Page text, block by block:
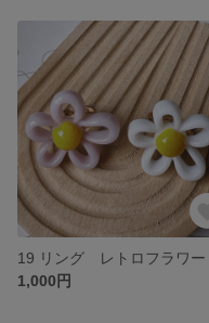
19 リング レトロフラワー
1,000円